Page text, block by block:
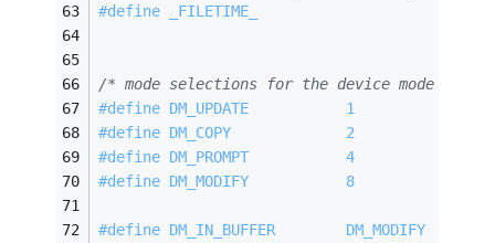
#define _FILETIME_
/* mode selections for the device mode
#define DM_UPDATE           1
#define DM_COPY             2
#define DM_PROMPT           4
#define DM_MODIFY           8
#define DM_IN_BUFFER        DM_MODIFY